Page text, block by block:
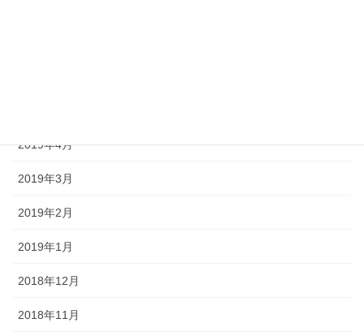
2019年4月
2019年3月
2019年2月
2019年1月
2018年12月
2018年11月